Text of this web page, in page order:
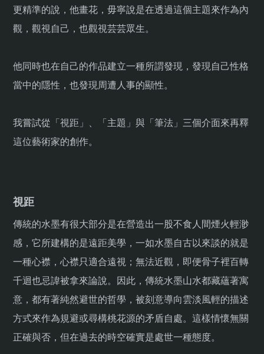
更精準的說，他畫花，毋寧說是在透過這個主題來作為內
觀，觀視自己，也觀視芸芸眾生。
他同時也在自己的作品建立一種所謂發現，發現自己性格
當中的隱性，也發現周遭人事的顯性。
我嘗試從「視距」、「主題」與「筆法」三個介面來再釋
這位藝術家的創作。
視距
傳統的水墨有很大部分是在營造出一股不食人間煙火輕渺
感，它所建構的是遠距美學，一如水墨自古以來談的就是
一種心襟，心襟只適合遠視；無法近觀，即便骨子裡百轉
千迴也忌諱被拿來論說。因此，傳統水墨山水都藏蘊著寓
意，都有著純然避世的哲學，被刻意導向雲淡風輕的描述
方式來作為規避或尋構桃花源的矛盾自處。這樣情懷無關
正確與否，但在過去的時空確實是處世一種態度。